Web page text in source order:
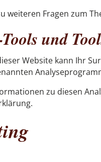
weiteren Fragen zum
und
Website kann Ihr
zu diesen